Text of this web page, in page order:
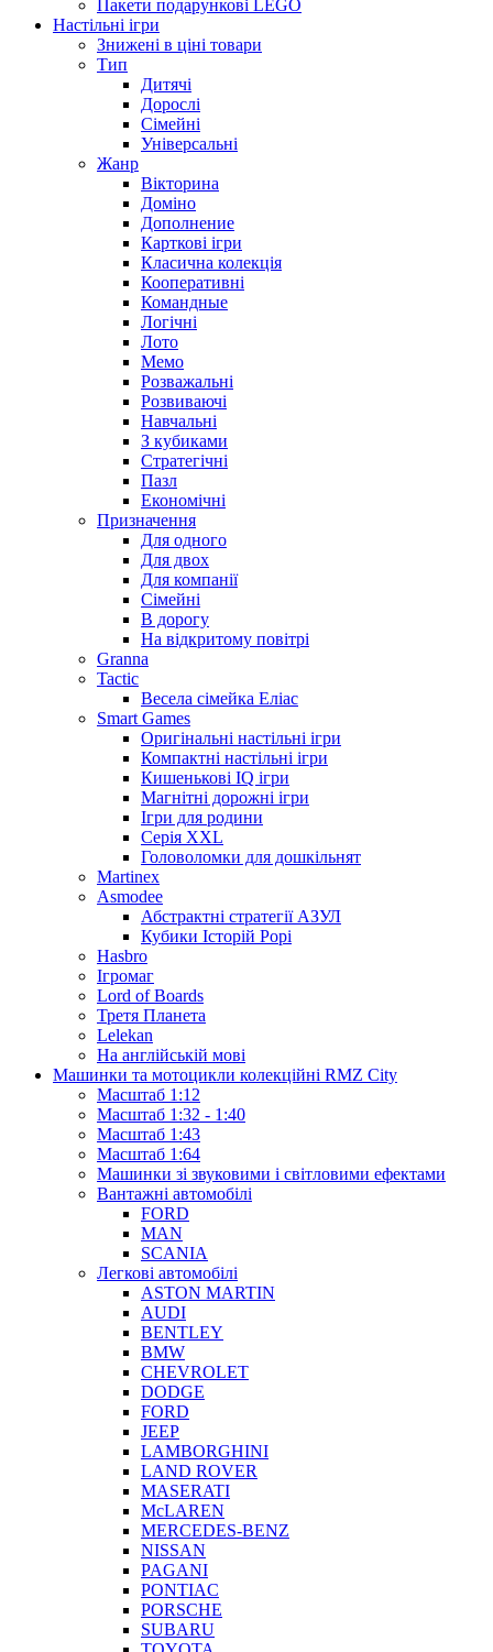
Пакети подарункові LEGO
Настільні ігри
Знижені в ціні товари
Тип
Дитячі
Дорослі
Сімейні
Універсальні
Жанр
Вікторина
Доміно
Дополнение
Карткові ігри
Класична колекція
Кооперативні
Командные
Логічні
Лото
Мемо
Розважальні
Розвиваючі
Навчальні
З кубиками
Стратегічні
Пазл
Економічні
Призначення
Для одного
Для двох
Для компанії
Сімейні
В дорогу
На відкритому повітрі
Granna
Tactic
Весела сімейка Еліас
Smart Games
Оригінальні настільні ігри
Компактні настільні ігри
Кишенькові IQ ігри
Магнітні дорожні ігри
Ігри для родини
Серія XXL
Головоломки для дошкільнят
Martinex
Asmodee
Абстрактні стратегії АЗУЛ
Кубики Історій Рорі
Hasbro
Ігромаг
Lord of Boards
Третя Планета
Lelekan
На англійській мові
Машинки та мотоцикли колекційні RMZ City
Масштаб 1:12
Масштаб 1:32 - 1:40
Масштаб 1:43
Масштаб 1:64
Машинки зі звуковими і світловими ефектами
Вантажні автомобілі
FORD
MAN
SCANIA
Легкові автомобілі
ASTON MARTIN
AUDI
BENTLEY
BMW
CHEVROLET
DODGE
FORD
JEEP
LAMBORGHINI
LAND ROVER
MASERATI
McLAREN
MERCEDES-BENZ
NISSAN
PAGANI
PONTIAC
PORSCHE
SUBARU